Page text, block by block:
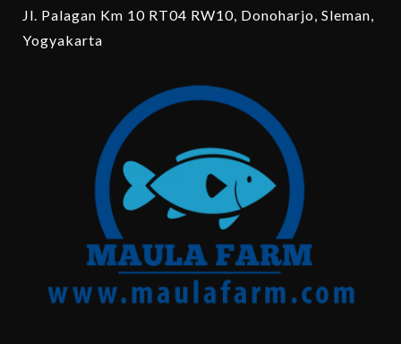
Jl. Palagan Km 10 RT04 RW10, Donoharjo, Sleman,
Yogyakarta